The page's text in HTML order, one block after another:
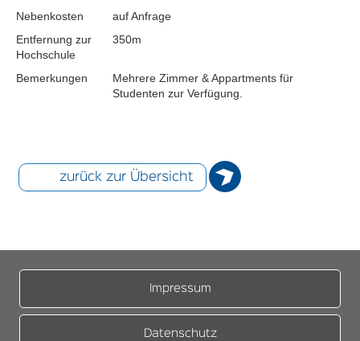
Nebenkosten
auf Anfrage
Entfernung zur
Hochschule
350m
Bemerkungen
Mehrere Zimmer & Appartments für
Studenten zur Verfügung.
zurück zur Übersicht
Impressum
Datenschutz